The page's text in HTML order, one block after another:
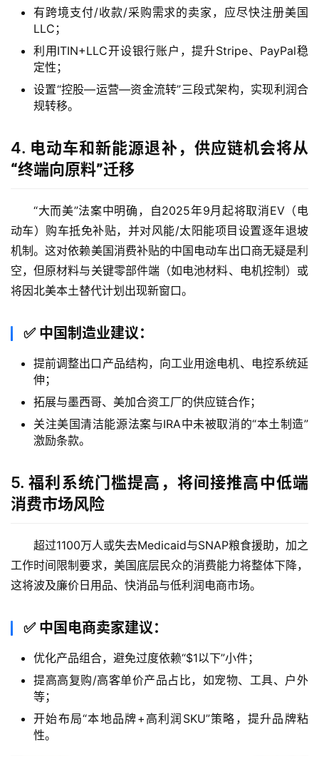
页
境
讯
有跨境支付/收款/采购需求的卖家，应尽快注册美国
LLC；
利用ITIN+LLC开设银行账户，提升Stripe、PayPal稳
定性；
设置“控股—运营—资金流转”三段式架构，实现利润合
规转移。
4. 电动车和新能源退补，供应链机会将从
“终端向原料”迁移
“大而美”法案中明确，自2025年9月起将取消EV（电
动车）购车抵免补贴，并对风能/太阳能项目设置逐年退坡
机制。这对依赖美国消费补贴的中国电动车出口商无疑是利
空，但原材料与关键零部件端（如电池材料、电机控制）或
将因北美本土替代计划出现新窗口。
✅ 中国制造业建议：
提前调整出口产品结构，向工业用途电机、电控系统延
伸；
拓展与墨西哥、美加合资工厂的供应链合作；
关注美国清洁能源法案与IRA中未被取消的“本土制造”
激励条款。
5.福利系统门槛提高，将间接推高中低端
消费市场风险
超过1100万人或失去Medicaid与SNAP粮食援助，加之
工作时间限制要求，美国底层民众的消费能力将整体下降，
这将波及廉价日用品、快消品与低利润电商市场。
✅ 中国电商卖家建议：
优化产品组合，避免过度依赖“$1以下”小件；
提高高复购/高客单价产品占比，如宠物、工具、户外
等；
开始布局“本地品牌+高利润SKU”策略，提升品牌粘
性。